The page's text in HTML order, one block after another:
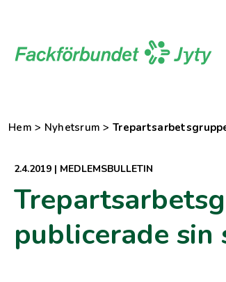
Hem > Nyhetsrum >
2.4.2019 | MEDLEMSBULLETIN
publicerade